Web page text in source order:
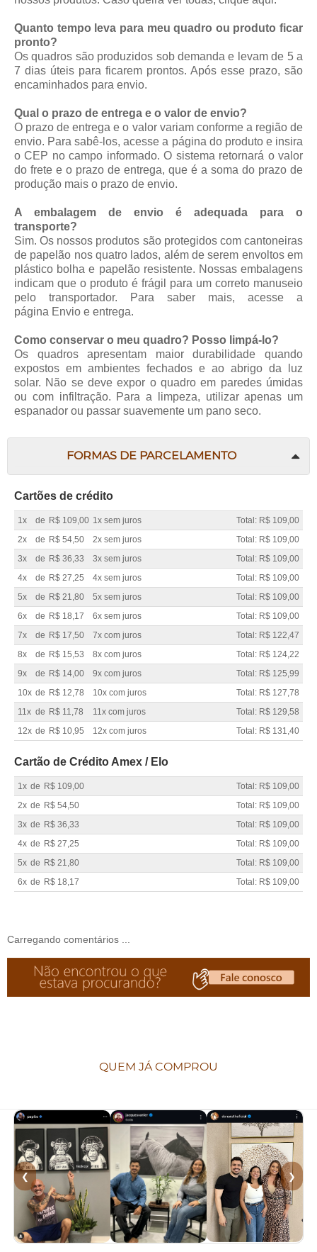
Quanto tempo leva para meu quadro ou produto ficar
pronto?
Os quadros são produzidos sob demanda e levam de 5 a
7 dias úteis para ficarem prontos. Após esse prazo, são
encaminhados para envio.
Qual o prazo de entrega e o valor de envio?
O prazo de entrega e o valor variam conforme a região de
envio. Para sabê-los, acesse a página do produto e insira
o CEP no campo informado. O sistema retornará o valor
do frete e o prazo de entrega, que é a soma do prazo de
produção mais o prazo de envio.
A embalagem de envio é adequada para o
transporte?
Sim. Os nossos produtos são protegidos com cantoneiras
de papelão nos quatro lados, além de serem envoltos em
plástico bolha e papelão resistente. Nossas embalagens
indicam que o produto é frágil para um correto manuseio
pelo transportador. Para saber mais, acesse a
página Envio e entrega.
Como conservar o meu quadro? Posso limpá-lo?
Os quadros apresentam maior durabilidade quando
expostos em ambientes fechados e ao abrigo da luz
solar. Não se deve expor o quadro em paredes úmidas
ou com infiltração. Para a limpeza, utilizar apenas um
espanador ou passar suavemente um pano seco.
FORMAS DE PARCELAMENTO
Cartões de crédito
1x de R$ 109,00 1x sem juros
Total: R$ 109,00
2x
de R$ 54,50 2x sem juros
Total: R$ 109,00
3x
de R$ 36,33 3x sem juros
Total: R$ 109,00
4x
de R$ 27,25 4x sem juros
Total: R$ 109,00
5x
de R$ 21,80 5x sem juros
Total: R$ 109,00
6x
de R$ 18,17 6x sem juros
Total: R$ 109,00
7x
de R$ 17,50 7x com juros
Total: R$ 122,47
8x
de R$ 15,53 8x com juros
Total: R$ 124,22
9x
de R$ 14,00 9x com juros
Total: R$ 125,99
10x de R$ 12,78 10x com juros
Total: R$ 127,78
11x de R$ 11,78 11x com juros
Total: R$ 129,58
12x de R$ 10,95 12x com juros Total: R$ 131,40
Cartão de Crédito Amex / Elo
1x de R$ 109,00
Total: R$ 109,00
2x de R$ 54,50
Total: R$ 109,00
3x de R$ 36,33
Total: R$ 109,00
4x de R$ 27,25
Total: R$ 109,00
5x de R$ 21,80
Total: R$ 109,00
6x de R$ 18,17 Total: R$ 109,00
Carregando comentários ...
QUEM JÁ COMPROU
❮ ❯